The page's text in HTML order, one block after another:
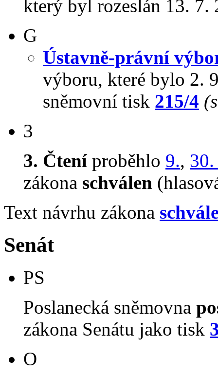
který byl rozeslán 13. 7.
G
Ústavně-právní
výboru, které bylo 2.
sněmovní tisk 215/4
3
3. Čteníproběhlo 9.,
zákona schválen
Text návrhu zákona
Senát
PS
Poslanecká sněmovna
zákona Senátu jako tisk
O